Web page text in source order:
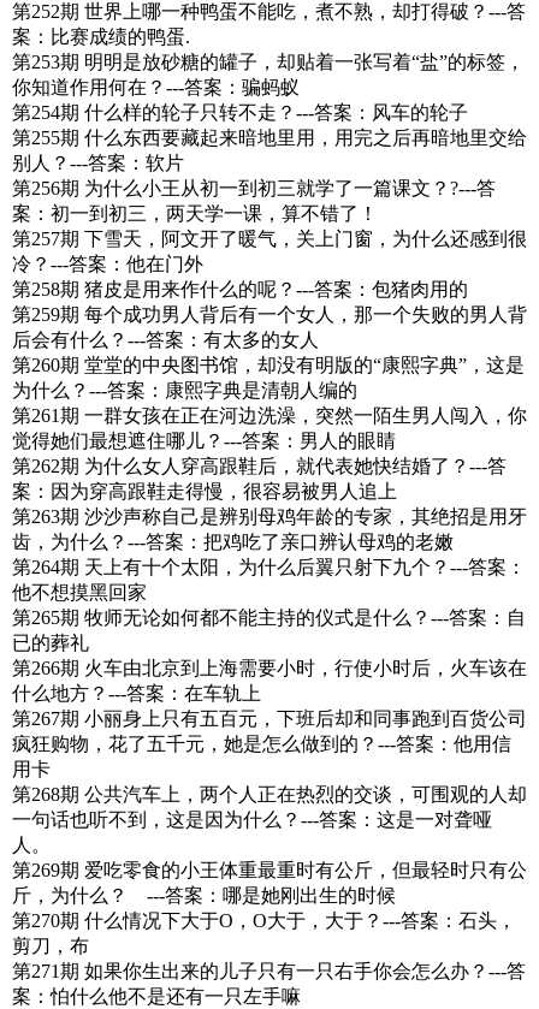
第252期 世界上哪一种鸭蛋不能吃，煮不熟，却打得破？---答
案：比赛成绩的鸭蛋.
第253期 明明是放砂糖的罐子，却贴着一张写着“盐”的标签，
你知道作用何在？---答案：骗蚂蚁
第254期 什么样的轮子只转不走？---答案：风车的轮子
第255期 什么东西要藏起来暗地里用，用完之后再暗地里交给
别人？---答案：软片
第256期 为什么小王从初一到初三就学了一篇课文？?---答
案：初一到初三，两天学一课，算不错了！
第257期 下雪天，阿文开了暖气，关上门窗，为什么还感到很
冷？---答案：他在门外
第258期 猪皮是用来作什么的呢？---答案：包猪肉用的
第259期 每个成功男人背后有一个女人，那一个失败的男人背
后会有什么？---答案：有太多的女人
第260期 堂堂的中央图书馆，却没有明版的“康熙字典”，这是
为什么？---答案：康熙字典是清朝人编的
第261期 一群女孩在正在河边洗澡，突然一陌生男人闯入，你
觉得她们最想遮住哪儿？---答案：男人的眼睛
第262期 为什么女人穿高跟鞋后，就代表她快结婚了？---答
案：因为穿高跟鞋走得慢，很容易被男人追上
第263期 沙沙声称自己是辨别母鸡年龄的专家，其绝招是用牙
齿，为什么？---答案：把鸡吃了亲口辨认母鸡的老嫩
第264期 天上有十个太阳，为什么后翼只射下九个？---答案：
他不想摸黑回家
第265期 牧师无论如何都不能主持的仪式是什么？---答案：自
已的葬礼
第266期 火车由北京到上海需要小时，行使小时后，火车该在
什么地方？---答案：在车轨上
第267期 小丽身上只有五百元，下班后却和同事跑到百货公司
疯狂购物，花了五千元，她是怎么做到的？---答案：他用信
用卡
第268期 公共汽车上，两个人正在热烈的交谈，可围观的人却
一句话也听不到，这是因为什么？---答案：这是一对聋哑
人。
第269期 爱吃零食的小王体重最重时有公斤，但最轻时只有公
斤，为什么？ ---答案：哪是她刚出生的时候
第270期 什么情况下大于O，O大于，大于？---答案：石头，
剪刀，布
第271期 如果你生出来的儿子只有一只右手你会怎么办？---答
案：怕什么他不是还有一只左手嘛